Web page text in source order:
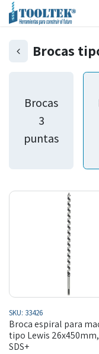
Brocas
Brocas
3
puntas
SKU: 33426
Broca espiral para
tipo Lewis
SDS+